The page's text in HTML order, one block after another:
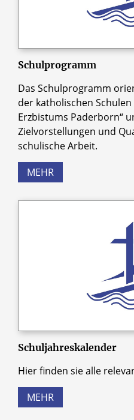
Schulprogramm
Das Schulprogramm
der katholischen
Erzbistums Paderborn“
Zielvorstellungen und
schulische Arbeit.
MEHR
Schuljahreskalender
Hier finden sie alle
MEHR